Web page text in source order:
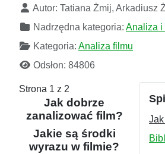
Autor: Tatiana Żmij, Arkadiusz
Nadrzędna kategoria: Analiza i
Kategoria: Analiza filmu
Odsłon: 84806
Strona 1 z 2
Jak dobrze
zanalizować film?
Jakie są środki
wyrazu w filmie?